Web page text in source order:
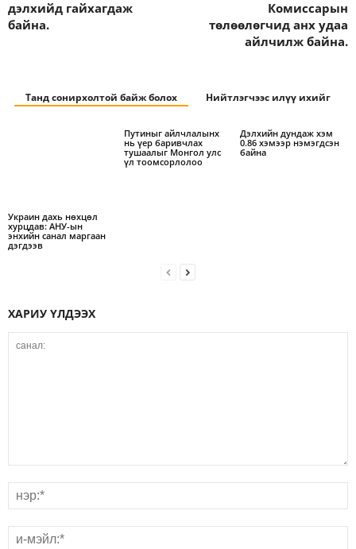
дэлхийд гайхагдаж
байна.
Комиссарын
төлөөлөгчид анх удаа
айлчилж байна.
Танд сонирхолтой байж болох Нийтлэгчээс илүү ихийг
Украин дахь нөхцөл
хурцдав: АНУ-ын
энхийн санал маргаан
дэгдээв
Путиныг айлчлалынх
нь үер баривчлах
тушаалыг Монгол улс
үл тоомсорлолоо
Дэлхийн дундаж хэм
0.86 хэмээр нэмэгдсэн
байна
ХАРИУ ҮЛДЭЭХ